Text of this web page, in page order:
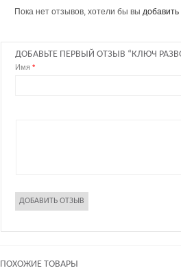
Пока нет отзывов, хотели бы вы
ДОБАВЬТЕ ПЕРВЫЙ ОТЗЫВ “КЛЮЧ
Имя *
ПОХОЖИЕ ТОВАРЫ